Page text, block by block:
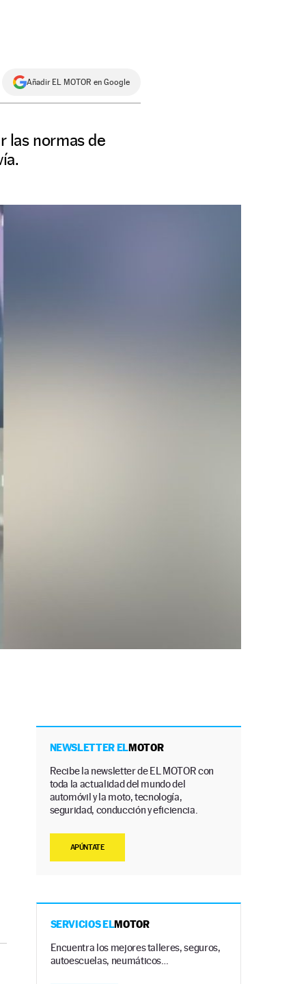
Añadir EL MOTOR en Google
las normas de
NEWSLETTER ELMOTOR
Recibe la newsletter de EL MOTOR con
toda la actualidad del mundo del
automóvil y la moto, tecnología,
seguridad, conducción y eficiencia.
APÚNTATE
SERVICIOS ELMOTOR
Encuentra los mejores talleres, seguros,
autoescuelas, neumáticos…